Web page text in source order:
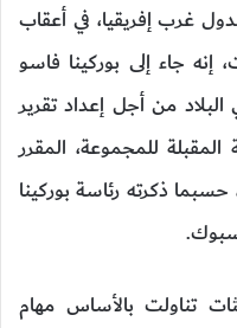
غرب إفريقيا، في أعقاب
جاء إلى بوركينا فاسو
البلاد من أجل إعداد تقرير
للمجموعة، المقرر
حسبما ذكرته رئاسة بوركينا
تناولت بالأساس مهام